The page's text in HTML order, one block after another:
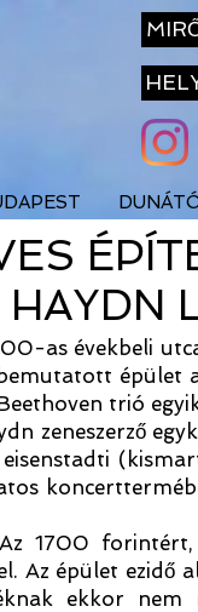
as évekbeli
trió
zeneszerző
1700
Az épület
ekkor